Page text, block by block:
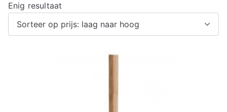
Enig resultaat